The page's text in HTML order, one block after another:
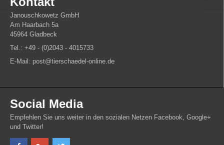
Janouschkowetz GmbH
Am Haarbach 5a
45964 Gladbeck
Tel.: +49 - (0)2043 - 4015733
E-Mail: post@tierschaedel-online.de
Social Media
Empfehlen Sie uns weiter in den sozialen Netzen Facebook, Google+
und Twitter!